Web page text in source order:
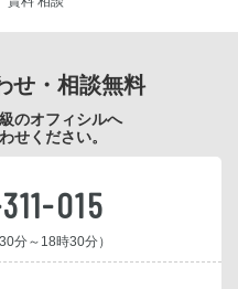
せ・相談無料
のオフィシルへ
せください。
015
分～18時30分）